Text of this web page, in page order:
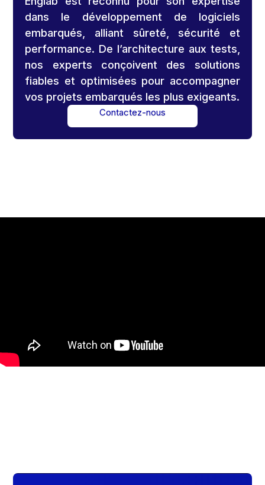
dans le développement de logiciels
embarqués, alliant sûreté, sécurité et
performance. De l’architecture aux tests,
nos experts conçoivent des solutions
fiables et optimisées pour accompagner
vos projets embarqués les plus exigeants.
Contactez-nous